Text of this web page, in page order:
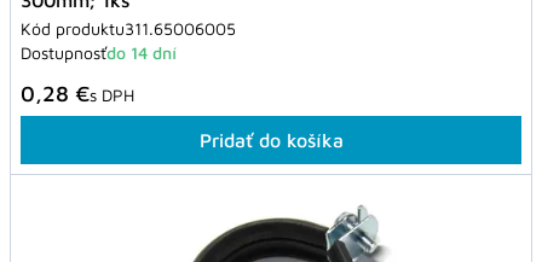
Kód produktu311.65006005
Dostupnosťdo 14 dní
0,28 €s DPH
Pridať do košíka